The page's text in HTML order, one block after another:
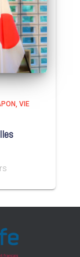
VIE